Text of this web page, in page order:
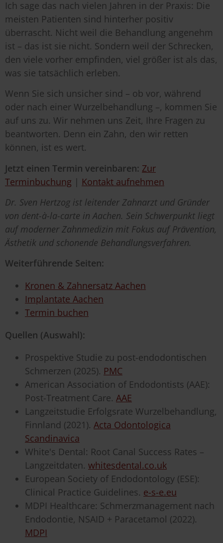
Ich sage das nach vielen Jahren in der Praxis: Die
meisten Patienten sind hinterher positiv
überrascht. Nicht weil die Behandlung angenehm
ist – das ist sie nicht. Sondern weil der Schrecken,
den viele vorher empfinden, viel größer ist als das,
was sie tatsächlich erleben.
Wenn Sie sich unsicher sind – ob vor, während
oder nach einer Wurzelbehandlung –, kommen Sie
auf uns zu. Wir nehmen uns Zeit, Ihre Fragen zu
beantworten. Denn ein Zahn, den wir retten
können, ist es wert.
Jetzt einen Termin vereinbaren: Zur
Terminbuchung | Kontakt aufnehmen
Dr. Sven Hertzog ist leitender Zahnarzt und Gründer
von dent-à-la-carte in Aachen. Sein Schwerpunkt liegt
auf moderner Zahnmedizin mit Fokus auf Prävention,
Ästhetik und schonende Behandlungsverfahren.
Weiterführende Seiten:
Kronen & Zahnersatz Aachen
Implantate Aachen
Termin buchen
Quellen (Auswahl):
Prospektive Studie zu post-endodontischen
Schmerzen (2025). PMC
American Association of Endodontists (AAE):
Post-Treatment Care. AAE
Langzeitstudie Erfolgsrate Wurzelbehandlung,
Finnland (2021). Acta Odontologica
Scandinavica
White's Dental: Root Canal Success Rates –
Langzeitdaten. whitesdental.co.uk
European Society of Endodontology (ESE):
Clinical Practice Guidelines. e-s-e.eu
MDPI Healthcare: Schmerzmanagement nach
Endodontie, NSAID + Paracetamol (2022).
MDPI